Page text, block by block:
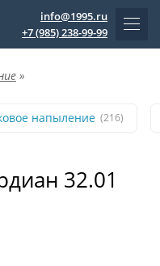
info@1995.ru
+7 (985) 238-99-99
»
напыление (216)
32.01